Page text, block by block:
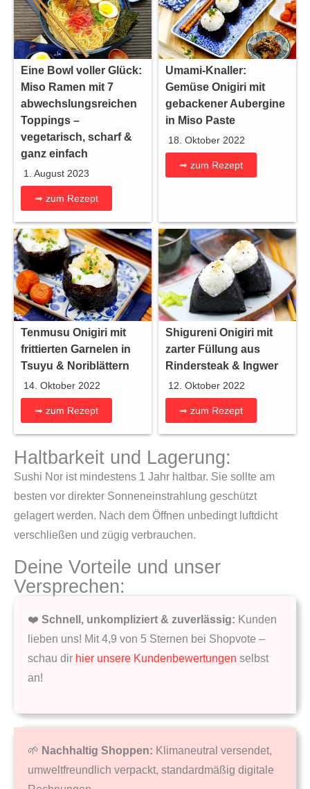
Eine Bowl voller Glück:
Miso Ramen mit 7
abwechslungsreichen
Toppings –
vegetarisch, scharf &
ganz einfach
1. August 2023
➟ zum Rezept
Umami-Knaller:
Gemüse Onigiri mit
gebackener Aubergine
in Miso Paste
18. Oktober 2022
➟ zum Rezept
Tenmusu Onigiri mit
frittierten Garnelen in
Tsuyu & Noriblättern
14. Oktober 2022
➟ zum Rezept
Shigureni Onigiri mit
zarter Füllung aus
Rindersteak & Ingwer
12. Oktober 2022
➟ zum Rezept
Haltbarkeit und Lagerung:
Sushi Nor ist mindestens 1 Jahr haltbar. Sie sollte am
besten vor direkter Sonneneinstrahlung geschützt
gelagert werden. Nach dem Öffnen unbedingt luftdicht
verschließen und zügig verbrauchen.
Deine Vorteile und unser
Versprechen:
❤️ Schnell, unkompliziert & zuverlässig: Kunden
lieben uns! Mit 4,9 von 5 Sternen bei Shopvote –
schau dir hier unsere Kundenbewertungen selbst
an!
🌱 Nachhaltig Shoppen: Klimaneutral versendet,
umweltfreundlich verpackt, standardmäßig digitale